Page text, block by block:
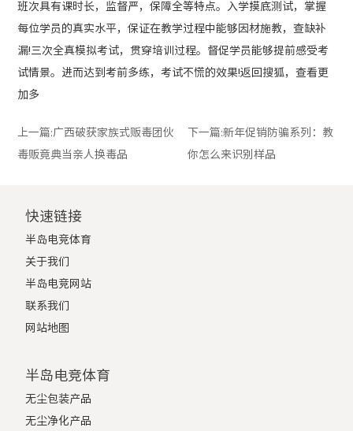
班次具有课时长，监督严，保障全等特点。入学摸底测试，掌握
每位学员的真实水平，保证在教学过程中能够因材施教，查缺补
漏!三次全真模拟考试，贯穿培训过程。督促学员能够提前感受考
试情景。进而达到考前多练，考试不慌的效果!返回搜狐，查看更
加多
上一篇:广西破获家族式贩毒团伙
毒贩竟典当亲人换毒品
下一篇:新年促销防骗系列：教
你怎么来识别样品
快速链接
半岛电竞体育
关于我们
半岛电竞网站
联系我们
网站地图
半岛电竞体育
无尘包装产品
无尘净化产品